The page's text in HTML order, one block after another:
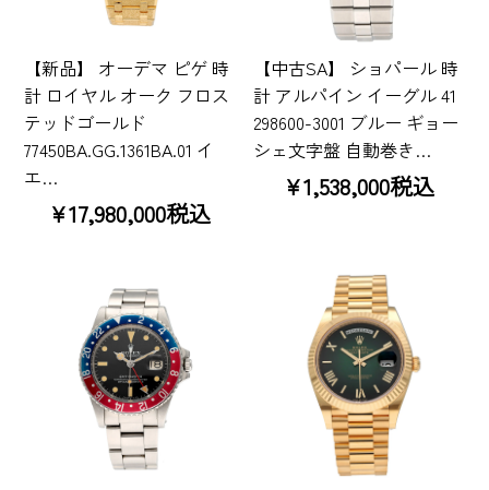
【新品】 オーデマ ピゲ 時
計 ロイヤル オーク フロス
テッドゴールド
77450BA.GG.1361BA.01 イ
エ…
¥17,980,000税込
【中古SA】 ショパール 時
計 アルパイン イーグル 41
298600-3001 ブルー ギョー
シェ文字盤 自動巻き…
¥1,538,000税込